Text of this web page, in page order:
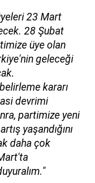
23 Mart
28 Şubat
üye olan
geleceği
kararı
devrimi
partimize yeni
yaşandığını
daha çok